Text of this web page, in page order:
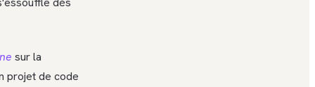
sur la
projet de code